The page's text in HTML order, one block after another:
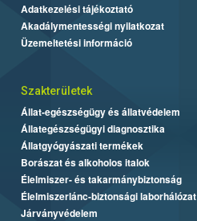
Adatkezelési tájékoztató
Akadálymentességi nyilatkozat
Üzemeltetési információ
Szakterületek
Állat-egészségügy és állatvédelem
Állategészségügyi diagnosztika
Állatgyógyászati termékek
Borászat és alkoholos italok
Élelmiszer- és takarmánybiztonság
Élelmiszerlánc-biztonsági laborhálózat
Járványvédelem